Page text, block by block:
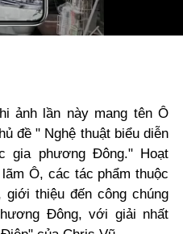
Video
ảnh lần này mang tên Ô
đề " Nghệ thuật biểu diễn
gia phương Đông." Hoạt
Ô, các tác phẩm thuộc
thiệu đến công chúng
Đông, với giải nhất